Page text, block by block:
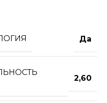
Да
2,60